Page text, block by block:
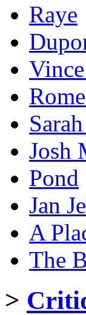
Raye
Josh
Pond
Jan
A
The
>